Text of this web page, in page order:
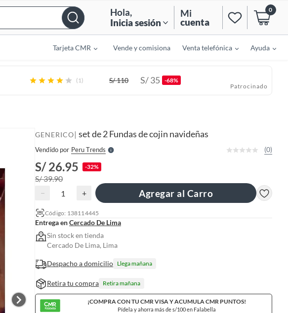
Hola,
Inicia sesión
Mi
cuenta
0
Tarjeta CMR Vende y comisiona Venta telefónica Ayuda
(1) S/110 S/35 -68%
Patrocinado
GENERICO| set de 2 Fundas de cojin navideñas
Vendido por Peru Trends S
l
l
(0)
S/ 26.95 -32%
S/ 39.90
−
+ Agregar al Carro
Código: 138114445
Entrega enCercado De Lima
Sin stock en tienda
Cercado De Lima, Lima
Despacho a domicilio Llega mañana
Retira tu compra Retira mañana
¡COMPRA CON TU CMR VISA Y ACUMULA CMR PUNTOS!
Pídela y ahorra más de s/100 en Falabella